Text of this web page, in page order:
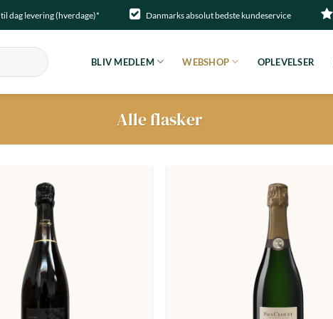
til dag levering (hverdage)* Danmarks absolut bedste kundeservice
BLIV MEDLEM WEBSHOP OPLEVELSER
Alle flasker